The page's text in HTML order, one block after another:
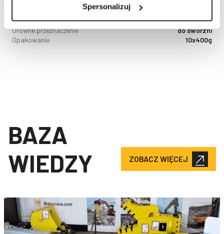
Spersonalizuj
Główne przeznaczenie
do sworzni
Opakowanie
10x400g
BAZA
WIEDZY
ZOBACZ WIĘCEJ